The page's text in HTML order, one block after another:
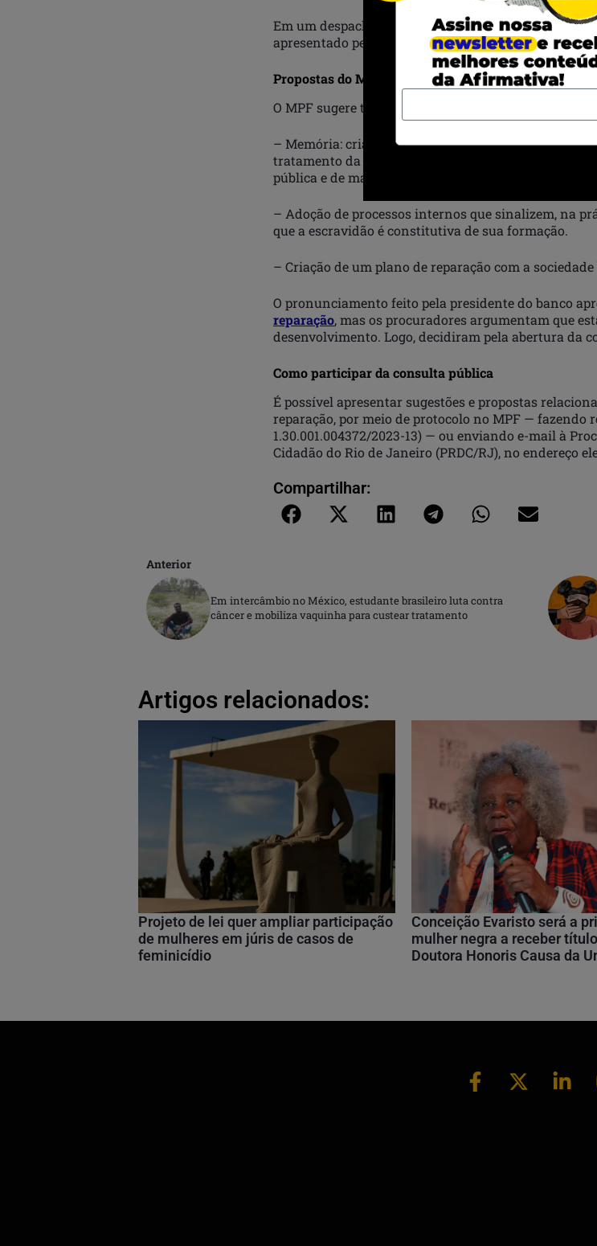
Em um despacho publicado pelo MPF, os
apresentado pelo BB não é suficiente.
Propostas do MPF
O MPF sugere três pontos para o banco aprofundar o
– Memória: criação de uma plataforma de pesquisas
tratamento da história “oficial” do banco, o
pública e de material didático para ampla divulgação.
– Adoção de processos internos que sinalizem, na
que a escravidão é constitutiva de sua formação.
– Criação de um plano de reparação com a
O pronunciamento feito pela presidente do banco
reparação, mas os procuradores argumentam que
desenvolvimento. Logo, decidiram pela abertura da
Como participar da consulta pública
É possível apresentar sugestões e propostas
reparação, por meio de protocolo no MPF — fazendo
1.30.001.004372/2023-13) — ou enviando e-mail à
Cidadão do Rio de Janeiro (PRDC/RJ), no endereço
Compartilhar:
Anterior
Em intercâmbio no México, estudante brasileiro luta contra
câncer e mobiliza vaquinha para custear tratamento
Artigos relacionados:
Projeto de lei quer ampliar participação
de mulheres em júris de casos de
feminicídio
Conceição Evaristo será a
mulher negra a receber
Doutora Honoris Causa da